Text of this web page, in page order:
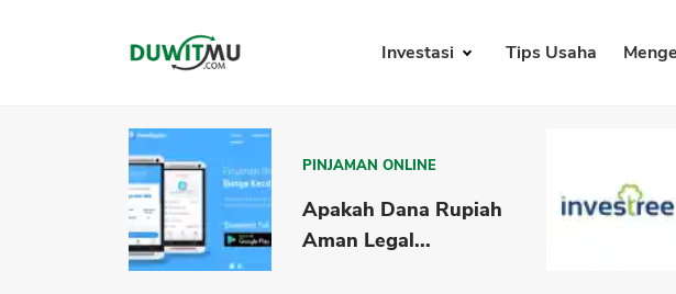
Investasi Tips Usaha
PINJAMAN ONLINE
Apakah Dana Rupiah
Aman Legal...